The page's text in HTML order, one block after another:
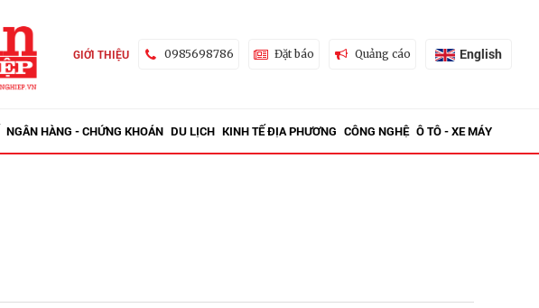
GIỚI THIỆU 0985698786 Đặt báo Quảng cáo English
NGÂN HÀNG - CHỨNG KHOÁN DU LỊCH KINH TẾ ĐỊA PHƯƠNG CÔNG NGHỆ Ô TÔ - XE MÁY